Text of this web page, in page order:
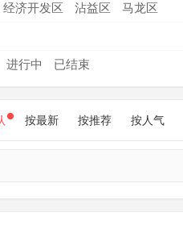
经济开发区 沾益区 马龙区
进行中 已结束
按最新 按推荐 按人气